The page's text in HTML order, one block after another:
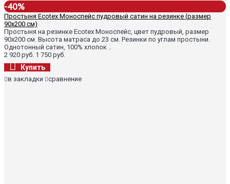
-40%
Простыня Ecotex Моноспейс пудровый сатин на резинке (размер
90х200 см)
Простыня на резинке Ecotex Моноспейс, цвет пудровый, размер
90х200 см. Высота матраса до 23 см. Резинки по углам простыни.
Однотонный сатин, 100% хлопок ..
2 920 руб. 1 750 руб.
Купить
в закладки сравнение